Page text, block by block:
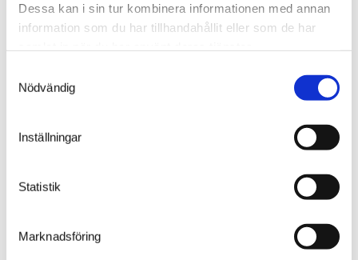
Dessa kan i sin tur kombinera informationen med annan
information som du har tillhandahållit eller som de har
Nödvändig
Inställningar
Statistik
Marknadsföring
Rail